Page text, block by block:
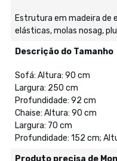
Estrutura em madeira de
elásticas, molas nosag,
Descrição do Tamanho
Sofá: Altura: 90 cm
Largura: 250 cm
Profundidade: 92 cm
Chaise: Altura: 90 cm
Largura: 70 cm
Profundidade: 152 cm;
Produto precisa de